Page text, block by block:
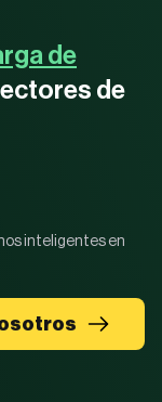
de
de
inteligentes en